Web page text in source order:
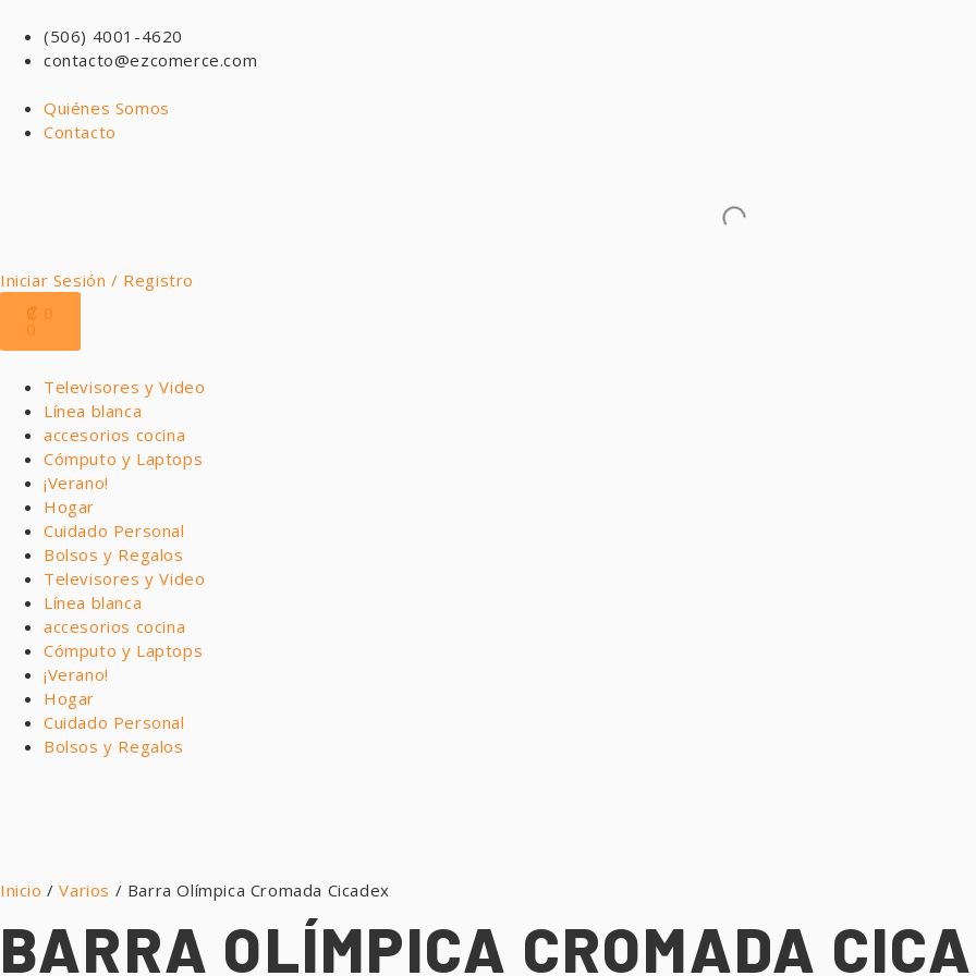
(506) 4001-4620
contacto@ezcomerce.com
Quiénes Somos
Contacto
Iniciar Sesión / Registro
₡ 0
0
Televisores y Video
Línea blanca
accesorios cocina
Cómputo y Laptops
¡Verano!
Hogar
Cuidado Personal
Bolsos y Regalos
Televisores y Video
Línea blanca
accesorios cocina
Cómputo y Laptops
¡Verano!
Hogar
Cuidado Personal
Bolsos y Regalos
Inicio /Varios / Barra Olímpica Cromada Cicadex
BARRA OLÍMPICA CROMADA